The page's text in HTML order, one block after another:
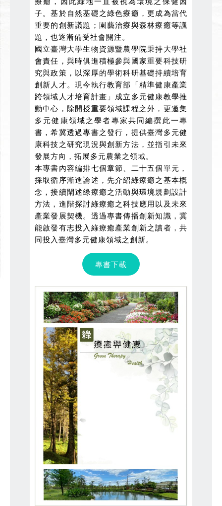
子。基於自然基礎之綠色療癒，更成為當代
重要的創新議題；園藝治療與森林療癒等議
題，也逐漸備受社會關注。
國立臺灣大學生物資源暨農學院秉持大學社
會責任，與時俱進積極參與國家重要科技研
究與政策，以深厚的學術科研基礎持續培育
創新人才。現今執行教育部「精準健康產業
跨領域人才培育計畫」成立多元健康教學推
動中心，除開授重要領域課程之外，更邀集
多元健康領域之學者專家共同編撰此一專
書，希冀透過專書之發行，提供臺灣多元健
康科技之研究現況與創新方法，並指引未來
發展方向，拓展多元農業之領域。
本專書內容編排七個章節、二十五個單元，
採取循序漸進論述，先介紹綠療癒之基本概
念，接續闡述綠療癒之活動與環境規劃設計
方法，進階探討綠療癒之科技應用以及未來
產業發展契機。透過專書傳播創新知識，冀
能啟發有志投入綠療癒產業創新之讀者，共
同投入臺灣多元健康領域之創新。
專書下載